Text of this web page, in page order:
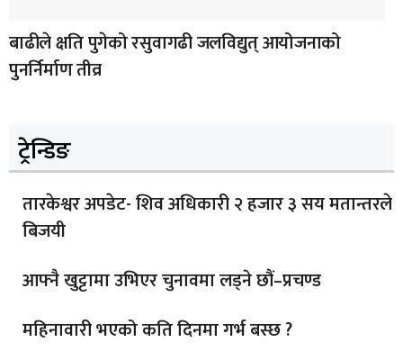
बाढीले क्षति पुगेको रसुवागढी जलविद्युत् आयोजनाको
पुनर्निर्माण तीव्र
ट्रेन्डिङ
तारकेश्वर अपडेट- शिव अधिकारी २ हजार ३ सय मतान्तरले
बिजयी
आफ्नै खुट्टामा उभिएर चुनावमा लड्ने छौं–प्रचण्ड
महिनावारी भएको कति दिनमा गर्भ बस्छ ?